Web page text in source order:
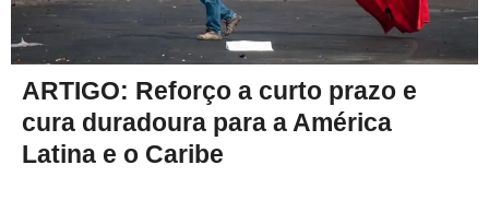
ARTIGO: Reforço a curto prazo e
cura duradoura para a América
Latina e o Caribe